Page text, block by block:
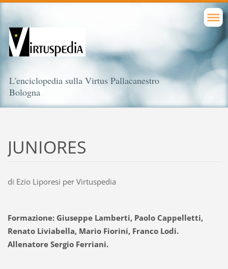
L'enciclopedia sulla Virtus Pallacanestro
Bologna
JUNIORES
di Ezio Liporesi per Virtuspedia
Formazione: Giuseppe Lamberti, Paolo Cappelletti,
Renato Liviabella, Mario Fiorini, Franco Lodi.
Allenatore Sergio Ferriani.